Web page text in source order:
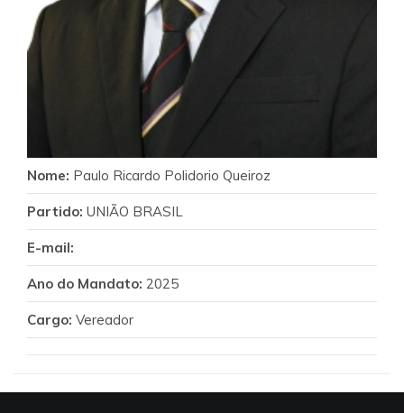
Nome: Paulo Ricardo Polidorio Queiroz
Partido: UNIÃO BRASIL
E-mail:
Ano do Mandato: 2025
Cargo: Vereador